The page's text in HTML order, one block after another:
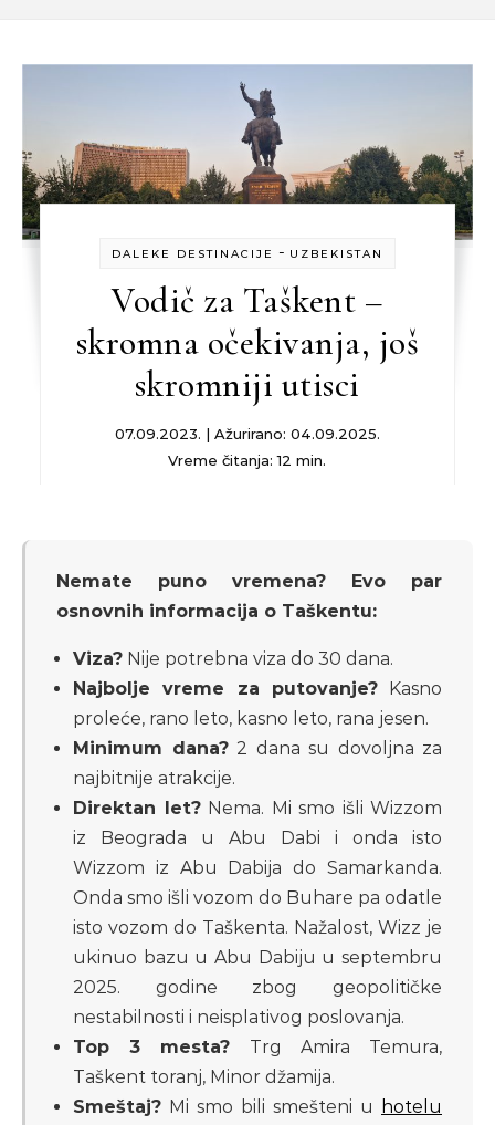
DALEKE DESTINACIJE - UZBEKISTAN
Vodič za Taškent –
skromna očekivanja, još
skromniji utisci
07.09.2023. | Ažurirano: 04.09.2025.
Vreme čitanja: 12 min.
Nemate puno vremena? Evo par
osnovnih informacija o Taškentu:
Viza? Nije potrebna viza do 30 dana.
Najbolje vreme za putovanje?Kasno
proleće, rano leto, kasno leto, rana jesen.
Minimum dana?2 dana su dovoljna za
najbitnije atrakcije.
Direktan let?Nema. Mi smo išli Wizzom
iz Beograda u Abu Dabi i onda isto
Wizzom iz Abu Dabija do Samarkanda.
Onda smo išli vozom do Buhare pa odatle
isto vozom do Taškenta. Nažalost, Wizz je
ukinuo bazu u Abu Dabiju u septembru
2025. godine zbog geopolitičke
nestabilnosti i neisplativog poslovanja.
Top 3 mesta? Trg Amira Temura,
Taškent toranj, Minor džamija.
Smeštaj? Mi smo bili smešteni u
hotelu